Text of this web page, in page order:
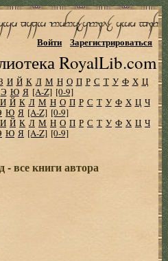
RoyalLib.com
Войти Зарегистрироваться
И Й К Л М Н О П Р С Т У Ф Х Ц
Э Ю Я [A-Z] [0-9]
И Й К Л М Н О П Р С Т У Ф Х Ц Ч
Ю Я [A-Z] [0-9]
И Й К Л М Н О П Р С Т У Ф Х Ц Ч
Ю Я [A-Z] [0-9]
- все книги автора